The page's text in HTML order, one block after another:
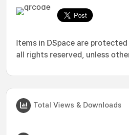
Items in DSpace are
all rights reserved, unless
Total Views & Downloads